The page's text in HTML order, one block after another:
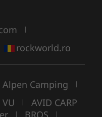
|
rockworld.ro
Alpen Camping |
| AVID CARP
| BROS |